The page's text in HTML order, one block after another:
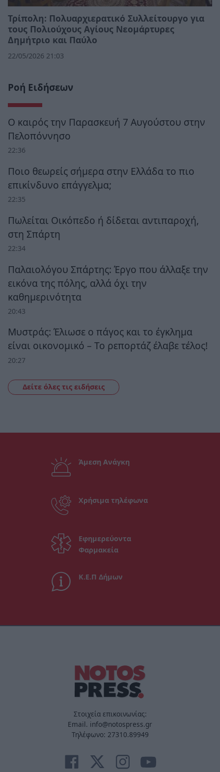
Τρίπολη: Πολυαρχιερατικό Συλλείτουργο για
τους Πολιούχους Αγίους Νεομάρτυρες
Δημήτριο και Παύλο
22/05/2026 21:03
Ροή Ειδήσεων
Ο καιρός την Παρασκευή 7 Αυγούστου στην
Πελοπόννησο
22:36
Ποιο θεωρείς σήμερα στην Ελλάδα το πιο
επικίνδυνο επάγγελμα;
22:35
Πωλείται Οικόπεδο ή δίδεται αντιπαροχή,
στη Σπάρτη
22:34
Παλαιολόγου Σπάρτης: Έργο που άλλαξε την
εικόνα της πόλης, αλλά όχι την
καθημερινότητα
20:43
Μυστράς: Έλιωσε ο πάγος και το έγκλημα
είναι οικονομικό – Το ρεπορτάζ έλαβε τέλος!
20:27
Δείτε όλες τις ειδήσεις
Άμεση Ανάγκη
Χρήσιμα τηλέφωνα
Εφημερεύοντα
Φαρμακεία
Κ.Ε.Π Δήμων
Στοιχεία επικοινωνίας:
Email. info@notospress.gr
Τηλέφωνο: 27310.89949